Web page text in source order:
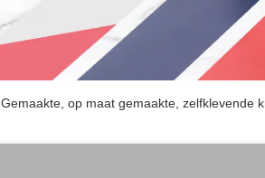
Gemaakte, op maat gemaakte, zelfklevende